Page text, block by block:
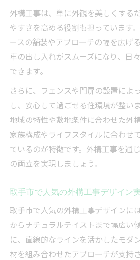
外構工事は、単に外観を美しくする
やすさを高める役割も担っています
ースの舗装やアプローチの幅を広げ
車の出し入れがスムーズになり、日
できます。
さらに、フェンスや門扉の設置によ
し、安心して過ごせる住環境が整い
地域の特性や敷地条件に合わせた外
家族構成やライフスタイルに合わせ
ているのが特徴です。外構工事を通
の両立を実現しましょう。
取手市で人気の外構工事デザイン
取手市で人気の外構工事デザインに
からナチュラルテイストまで幅広い
に、直線的なラインを活かしたモダ
材を組み合わせたアプローチが支持